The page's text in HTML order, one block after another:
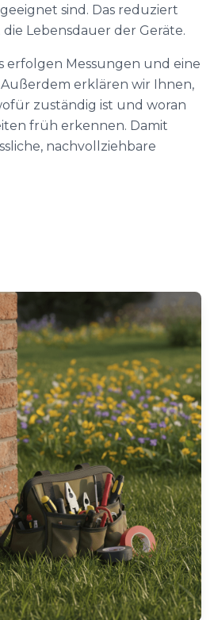
sind. Das reduziert
Lebensdauer der Geräte.
erfolgen Messungen und eine
erklären wir Ihnen,
zuständig ist und woran
früh erkennen. Damit
nachvollziehbare